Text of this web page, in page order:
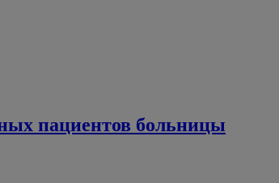
пациентов больницы